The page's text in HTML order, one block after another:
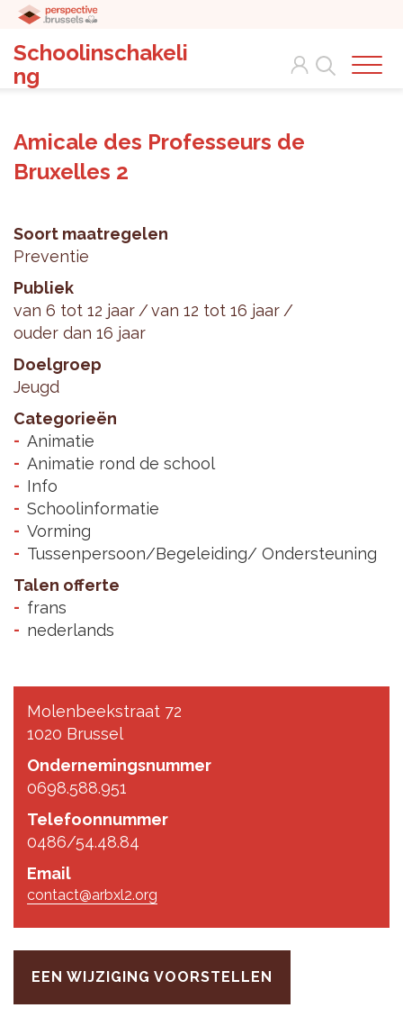
Schoolinschakeli
ng
Search
Amicale des Professeurs de
Bruxelles 2
Soort maatregelen
Preventie
Publiek
van 6 tot 12 jaar
van 12 tot 16 jaar
ouder dan 16 jaar
Doelgroep
Jeugd
Categorieën
Animatie
Animatie rond de school
Info
Schoolinformatie
Vorming
Tussenpersoon/Begeleiding/ Ondersteuning
Talen offerte
frans
nederlands
Molenbeekstraat 72
1020 Brussel
Ondernemingsnummer
0698.588.951
Telefoonnummer
0486/54.48.84
Email
contact@arbxl2.org
EEN WIJZIGING VOORSTELLEN